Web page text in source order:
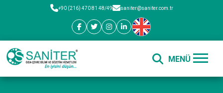
+90 (216) 470 81 48/49 saniter@saniter.com.tr